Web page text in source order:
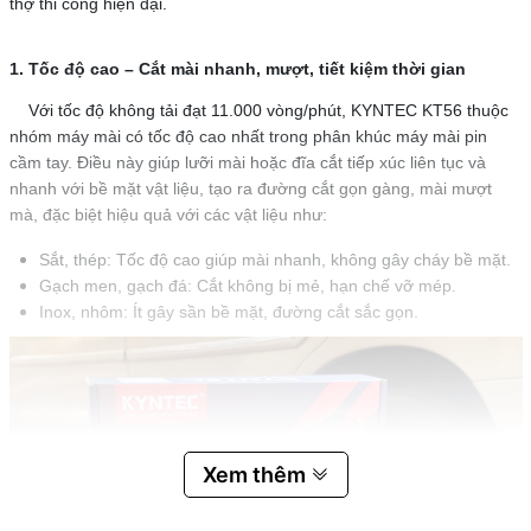
1. Tốc độ cao – Cắt mài nhanh, mượt, tiết kiệm thời gian
Với tốc độ không tải đạt 11.000 vòng/phút, KYNTEC KT56 thuộc
nhóm máy mài có tốc độ cao nhất trong phân khúc máy mài pin
cầm tay. Điều này giúp lưỡi mài hoặc đĩa cắt tiếp xúc liên tục và
nhanh với bề mặt vật liệu, tạo ra đường cắt gọn gàng, mài mượt
mà, đặc biệt hiệu quả với các vật liệu như:
Sắt, thép: Tốc độ cao giúp mài nhanh, không gây cháy bề mặt.
Gạch men, gạch đá: Cắt không bị mẻ, hạn chế vỡ mép.
Inox, nhôm: Ít gây sần bề mặt, đường cắt sắc gọn.
Xem thêm